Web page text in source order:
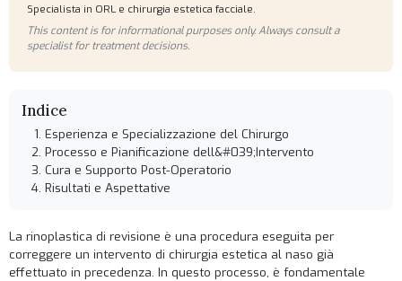
Specialista in ORL e chirurgia estetica facciale.
This content is for informational purposes only. Always consult a
specialist for treatment decisions.
Indice
Esperienza e Specializzazione del Chirurgo
Processo e Pianificazione dell&#039;Intervento
Cura e Supporto Post-Operatorio
Risultati e Aspettative
La rinoplastica di revisione è una procedura eseguita per
correggere un intervento di chirurgia estetica al naso già
effettuato in precedenza. In questo processo, è fondamentale